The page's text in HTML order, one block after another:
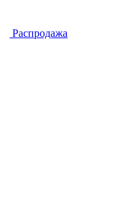
Распродажа